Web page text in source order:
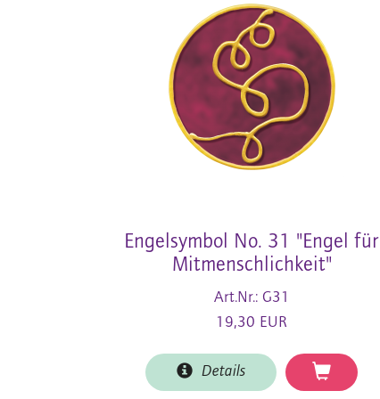
Engelsymbol No. 31 "Engel für
Mitmenschlichkeit"
Art.Nr.: G31
19,30 EUR
Details